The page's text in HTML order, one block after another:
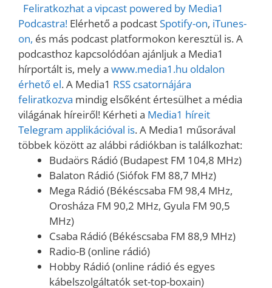
Feliratkozhat a vipcast powered by Media1
Podcastra! Elérhető a podcastSpotify-on, iTunes-
on, és más podcast platformokon keresztül is. A
podcasthoz kapcsolódóan ajánljuk a Media1
hírportált is, mely a www.media1.hu oldalon
érhető el. A Media1 RSS csatornájára
feliratkozva mindig elsőként értesülhet a média
világának híreiről! Kérheti a Media1 híreit
Telegram applikációval is. A Media1 műsorával
többek között az alábbi rádiókban is találkozhat:
Budaörs Rádió (Budapest FM 104,8 MHz)
Balaton Rádió (Siófok FM 88,7 MHz)
Mega Rádió (Békéscsaba FM 98,4 MHz,
Orosháza FM 90,2 MHz, Gyula FM 90,5
MHz)
Csaba Rádió (Békéscsaba FM 88,9 MHz)
Radio-B (online rádió)
Hobby Rádió (online rádió és egyes
kábelszolgáltatók set-top-boxain)